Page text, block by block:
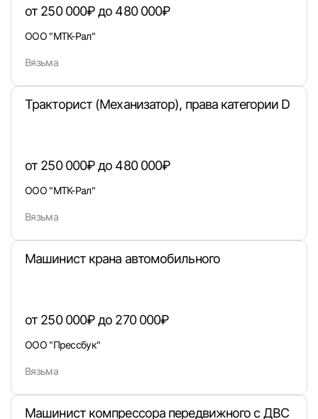
Вход в личный кабинет
E-mail или Телефон
Пароль
от 250 000₽ до 480 000₽
ООО "МТК-Рал"
Вязьма
Тракторист (Механизатор), права категории D
от 250 000₽ до 480 000₽
ООО "МТК-Рал"
Вязьма
Машинист крана автомобильного
от 250 000₽ до 270 000₽
ООО "Прессбук"
Вязьма
Машинист компрессора передвижного с ДВС